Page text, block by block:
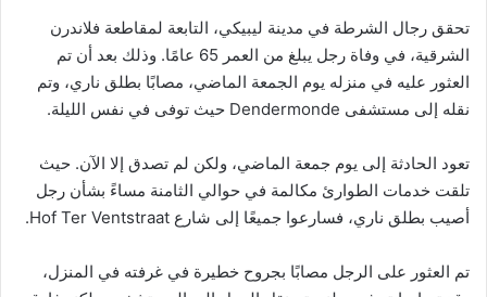
تحقق رجال الشرطة في مدينة ليبيكي، التابعة لمقاطعة فلاندرن
الشرقية، في وفاة رجل يبلغ من العمر 65 عامًا. وذلك بعد أن تم
العثور عليه في منزله يوم الجمعة الماضي، مصابًا بطلق ناري، وتم
نقله إلى مستشفى Dendermonde حيث توفى في نفس الليلة.
تعود الحادثة إلى يوم جمعة الماضي، ولكن لم تصدق إلا الآن. حيث
تلقت خدمات الطوارئ مكالمة في حوالي الثامنة مساءً بشأن رجل
أصيب بطلق ناري، فسارعوا جميعًا إلى شارع Hof Ter Ventstraat.
تم العثور على الرجل مصابًا بجروح خطيرة في غرفته في المنزل،